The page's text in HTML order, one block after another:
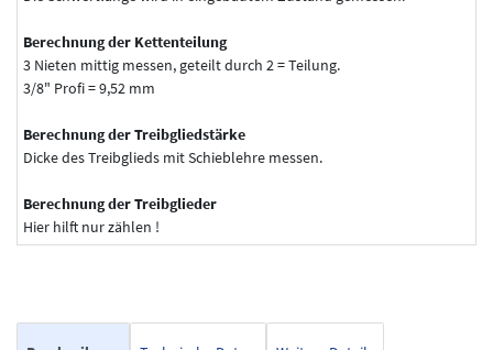
Berechnung der Kettenteilung
3 Nieten mittig messen, geteilt durch 2 = Teilung.
3/8" Profi = 9,52 mm
Berechnung der Treibgliedstärke
Dicke des Treibglieds mit Schieblehre messen.
Berechnung der Treibglieder
Hier hilft nur zählen !